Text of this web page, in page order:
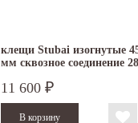
клещи Stubai изогнутые
мм сквозное соединение
11 600 ₽